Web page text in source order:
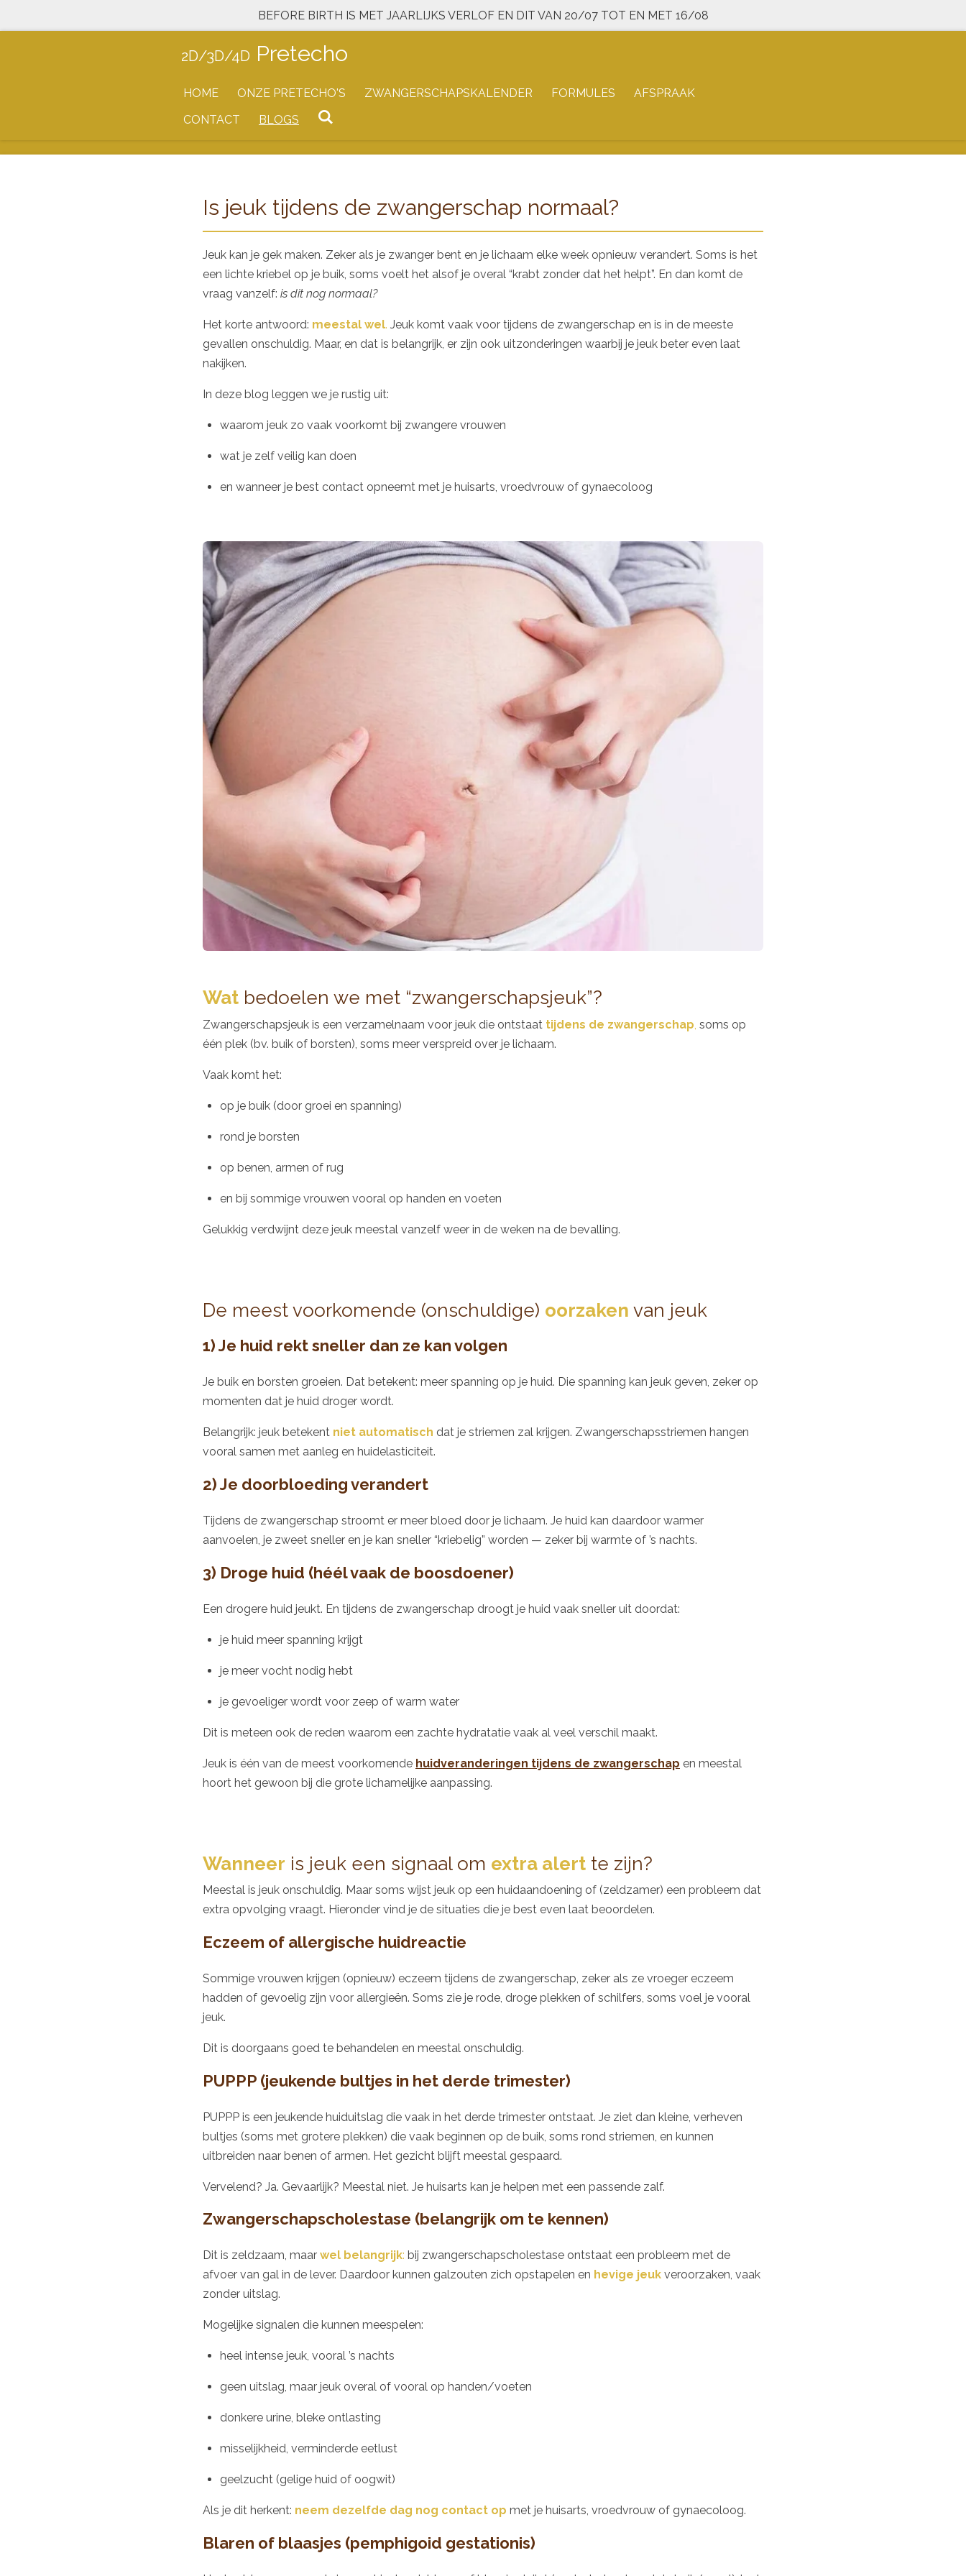
BEFORE BIRTH IS MET JAARLIJKS VERLOF EN DIT VAN 20/07 TOT EN MET 16/08
2D/3D/4D Pretecho
HOME ONZE PRETECHO'S ZWANGERSCHAPSKALENDER FORMULES
AFSPRAAK
CONTACT
BLOGS
Is jeuk tijdens de zwangerschap normaal?
Jeuk kan je gek maken. Zeker als je zwanger bent en je lichaam elke week opnieuw verandert. Soms is het
een lichte kriebel op je buik, soms voelt het alsof je overal “krabt zonder dat het helpt”. En dan komt de
vraag vanzelf: is dit nog normaal?
Het korte antwoord: meestal wel. Jeuk komt vaak voor tijdens de zwangerschap en is in de meeste
gevallen onschuldig. Maar, en dat is belangrijk, er zijn ook uitzonderingen waarbij je jeuk beter even laat
nakijken.
In deze blog leggen we je rustig uit:
waarom jeuk zo vaak voorkomt bij zwangere vrouwen
wat je zelf veilig kan doen
en wanneer je best contact opneemt met je huisarts, vroedvrouw of gynaecoloog
Wat bedoelen we met “zwangerschapsjeuk”?
Zwangerschapsjeuk is een verzamelnaam voor jeuk die ontstaat tijdens de zwangerschap soms op
één plek (bv. buik of borsten), soms meer verspreid over je lichaam.
Vaak komt het:
op je buik (door groei en spanning)
rond je borsten
op benen, armen of rug
en bij sommige vrouwen vooral op handen en voeten
Gelukkig verdwijnt deze jeuk meestal vanzelf weer in de weken na de bevalling.
De meest voorkomende (onschuldige) oorzaken van jeuk
1) Je huid rekt sneller dan ze kan volgen
Je buik en borsten groeien. Dat betekent: meer spanning op je huid. Die spanning kan jeuk geven, zeker op
momenten dat je huid droger wordt.
Belangrijk: jeuk betekent niet automatisch dat je striemen zal krijgen. Zwangerschapsstriemen hangen
vooral samen met aanleg en huidelasticiteit.
2) Je doorbloeding verandert
Tijdens de zwangerschap stroomt er meer bloed door je lichaam. Je huid kan daardoor warmer
aanvoelen, je zweet sneller en je kan sneller “kriebelig” worden — zeker bij warmte of ’s nachts.
3) Droge huid (héél vaak de boosdoener)
Een drogere huid jeukt. En tijdens de zwangerschap droogt je huid vaak sneller uit doordat:
je huid meer spanning krijgt
je meer vocht nodig hebt
je gevoeliger wordt voor zeep of warm water
Dit is meteen ook de reden waarom een zachte hydratatie vaak al veel verschil maakt.
Jeuk is één van de meest voorkomende huidveranderingen tijdens de zwangerschap en meestal
hoort het gewoon bij die grote lichamelijke aanpassing.
Wanneer is jeuk een signaal om extra alert te zijn?
Meestal is jeuk onschuldig. Maar soms wijst jeuk op een huidaandoening of (zeldzamer) een probleem dat
extra opvolging vraagt. Hieronder vind je de situaties die je best even laat beoordelen.
Eczeem of allergische huidreactie
Sommige vrouwen krijgen (opnieuw) eczeem tijdens de zwangerschap, zeker als ze vroeger eczeem
hadden of gevoelig zijn voor allergieën. Soms zie je rode, droge plekken of schilfers, soms voel je vooral
jeuk.
Dit is doorgaans goed te behandelen en meestal onschuldig.
PUPPP (jeukende bultjes in het derde trimester)
PUPPP is een jeukende huiduitslag die vaak in het derde trimester ontstaat. Je ziet dan kleine, verheven
bultjes (soms met grotere plekken) die vaak beginnen op de buik, soms rond striemen, en kunnen
uitbreiden naar benen of armen. Het gezicht blijft meestal gespaard.
Vervelend? Ja. Gevaarlijk? Meestal niet. Je huisarts kan je helpen met een passende zalf.
Zwangerschapscholestase (belangrijk om te kennen)
Dit is zeldzaam, maar wel belangrijk: bij zwangerschapscholestase ontstaat een probleem met de
afvoer van gal in de lever. Daardoor kunnen galzouten zich opstapelen en hevige jeuk veroorzaken, vaak
zonder uitslag.
Mogelijke signalen die kunnen meespelen:
heel intense jeuk, vooral ’s nachts
geen uitslag, maar jeuk overal of vooral op handen/voeten
donkere urine, bleke ontlasting
misselijkheid, verminderde eetlust
geelzucht (gelige huid of oogwit)
Als je dit herkent: neem dezelfde dag nog contact op met je huisarts, vroedvrouw of gynaecoloog.
Blaren of blaasjes (pemphigoid gestationis)